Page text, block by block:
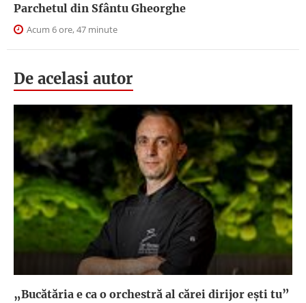
Parchetul din Sfântu Gheorghe
Acum 6 ore, 47 minute
De acelasi autor
„Bucătăria e ca o orchestră al cărei dirijor ești tu”